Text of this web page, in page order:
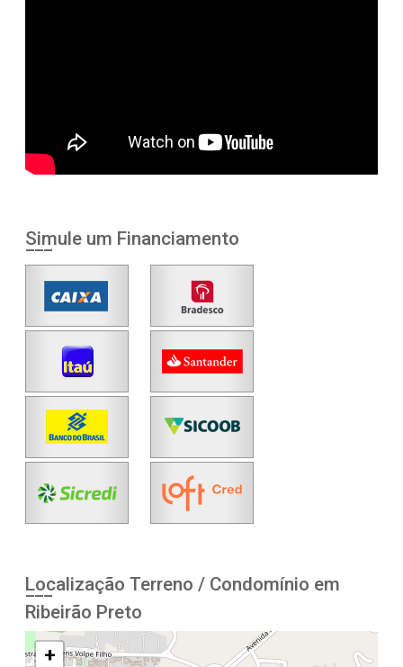
Simule um Financiamento
Localização Terreno / Condomínio em
Ribeirão Preto
+